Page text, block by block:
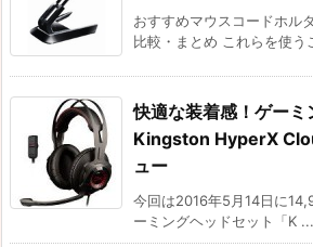
おすすめマウスコードホル
比較・まとめ これらを使う
快適な装着感！ゲーミ
Kingston HyperX
ュー
今回は2016年5月14日に
ーミングヘッドセット「K ...